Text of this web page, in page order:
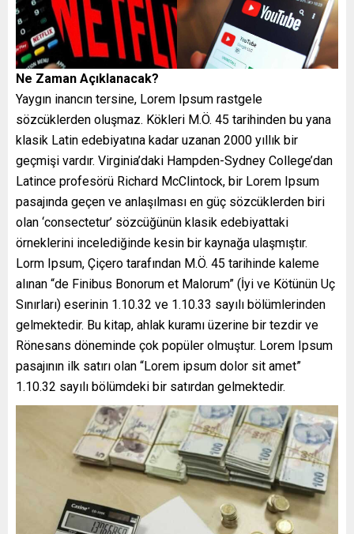
Ne Zaman Açıklanacak?
Yaygın inancın tersine, Lorem Ipsum rastgele
sözcüklerden oluşmaz. Kökleri M.Ö. 45 tarihinden bu yana
klasik Latin edebiyatına kadar uzanan 2000 yıllık bir
geçmişi vardır. Virginia’daki Hampden-Sydney College’dan
Latince profesörü Richard McClintock, bir Lorem Ipsum
pasajında geçen ve anlaşılması en güç sözcüklerden biri
olan ‘consectetur’ sözcüğünün klasik edebiyattaki
örneklerini incelediğinde kesin bir kaynağa ulaşmıştır.
Lorm Ipsum, Çiçero tarafından M.Ö. 45 tarihinde kaleme
alınan “de Finibus Bonorum et Malorum” (İyi ve Kötünün Uç
Sınırları) eserinin 1.10.32 ve 1.10.33 sayılı bölümlerinden
gelmektedir. Bu kitap, ahlak kuramı üzerine bir tezdir ve
Rönesans döneminde çok popüler olmuştur. Lorem Ipsum
pasajının ilk satırı olan “Lorem ipsum dolor sit amet”
1.10.32 sayılı bölümdeki bir satırdan gelmektedir.